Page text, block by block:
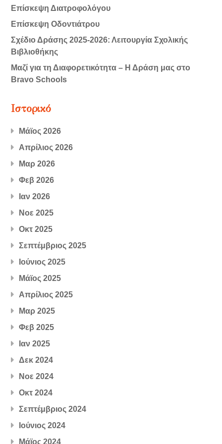
Επίσκεψη Διατροφολόγου
Επίσκεψη Οδοντιάτρου
Σχέδιο Δράσης 2025-2026: Λειτουργία Σχολικής
Βιβλιοθήκης
Μαζί για τη Διαφορετικότητα – Η Δράση μας στο
Bravo Schools
Ιστορικό
Μάϊος 2026
Απρίλιος 2026
Μαρ 2026
Φεβ 2026
Ιαν 2026
Νοε 2025
Οκτ 2025
Σεπτέμβριος 2025
Ιούνιος 2025
Μάϊος 2025
Απρίλιος 2025
Μαρ 2025
Φεβ 2025
Ιαν 2025
Δεκ 2024
Νοε 2024
Οκτ 2024
Σεπτέμβριος 2024
Ιούνιος 2024
Μάϊος 2024